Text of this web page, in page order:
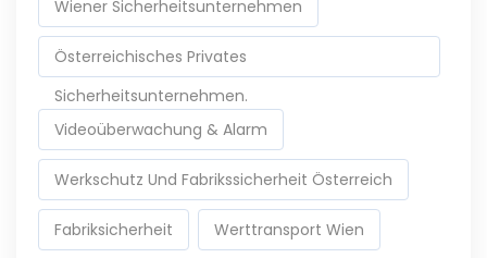
Wiener Sicherheitsunternehmen
Österreichisches Privates
Sicherheitsunternehmen.
Videoüberwachung & Alarm
Werkschutz Und Fabrikssicherheit Österreich
Fabriksicherheit Werttransport Wien